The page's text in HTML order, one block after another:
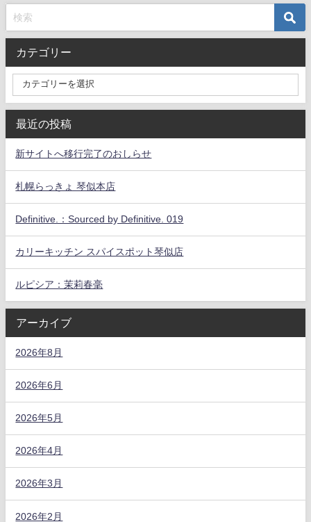
カテゴリー
最近の投稿
新サイトへ移行完了のおしらせ
札幌らっきょ 琴似本店
Definitive.：Sourced by Definitive. 019
カリーキッチン スパイスポット琴似店
ルピシア：茉莉春毫
アーカイブ
2026年8月
2026年6月
2026年5月
2026年4月
2026年3月
2026年2月